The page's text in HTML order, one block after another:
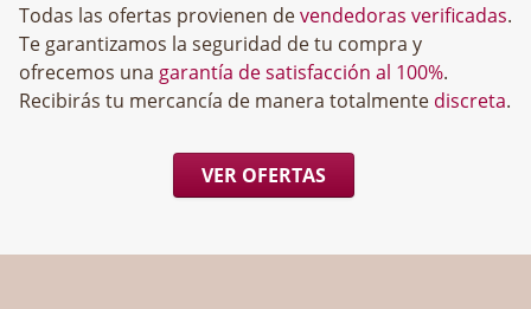
Todas las ofertas provienen devendedoras verificadas.
Te garantizamos la seguridad de tu compra y
ofrecemos una garantía de satisfacción al 100%.
Recibirás tu mercancía de manera totalmente discreta.
VER OFERTAS